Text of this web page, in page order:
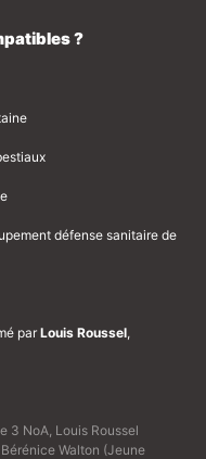
?
défense sanitaire de
par Louis Roussel,
3 NoA, Louis Roussel
Bérénice Walton (Jeune